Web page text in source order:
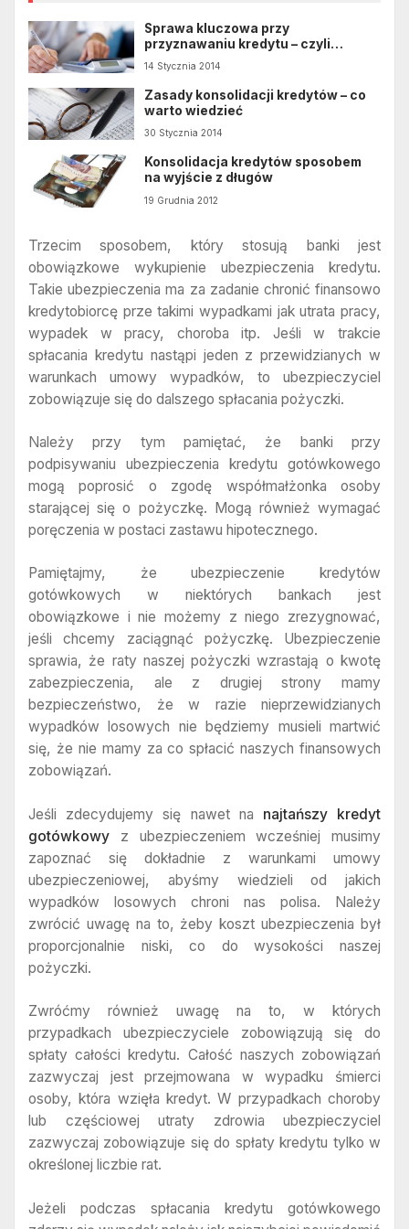
Sprawa kluczowa przy
przyznawaniu kredytu – czyli
zabezpieczenie
14 Stycznia 2014
Zasady konsolidacji kredytów – co
warto wiedzieć
30 Stycznia 2014
Konsolidacja kredytów sposobem
na wyjście z długów
19 Grudnia 2012
Trzecim sposobem, który stosują banki jest
obowiązkowe wykupienie ubezpieczenia kredytu.
Takie ubezpieczenia ma za zadanie chronić finansowo
kredytobiorcę prze takimi wypadkami jak utrata pracy,
wypadek w pracy, choroba itp. Jeśli w trakcie
spłacania kredytu nastąpi jeden z przewidzianych w
warunkach umowy wypadków, to ubezpieczyciel
zobowiązuje się do dalszego spłacania pożyczki.
Należy przy tym pamiętać, że banki przy
podpisywaniu ubezpieczenia kredytu gotówkowego
mogą poprosić o zgodę współmałżonka osoby
starającej się o pożyczkę. Mogą również wymagać
poręczenia w postaci zastawu hipotecznego.
Pamiętajmy, że ubezpieczenie kredytów
gotówkowych w niektórych bankach jest
obowiązkowe i nie możemy z niego zrezygnować,
jeśli chcemy zaciągnąć pożyczkę. Ubezpieczenie
sprawia, że raty naszej pożyczki wzrastają o kwotę
zabezpieczenia, ale z drugiej strony mamy
bezpieczeństwo, że w razie nieprzewidzianych
wypadków losowych nie będziemy musieli martwić
się, że nie mamy za co spłacić naszych finansowych
zobowiązań.
Jeśli zdecydujemy się nawet na najtańszy kredyt
gotówkowy z ubezpieczeniem wcześniej musimy
zapoznać się dokładnie z warunkami umowy
ubezpieczeniowej, abyśmy wiedzieli od jakich
wypadków losowych chroni nas polisa. Należy
zwrócić uwagę na to, żeby koszt ubezpieczenia był
proporcjonalnie niski, co do wysokości naszej
pożyczki.
Zwróćmy również uwagę na to, w których
przypadkach ubezpieczyciele zobowiązują się do
spłaty całości kredytu. Całość naszych zobowiązań
zazwyczaj jest przejmowana w wypadku śmierci
osoby, która wzięła kredyt. W przypadkach choroby
lub częściowej utraty zdrowia ubezpieczyciel
zazwyczaj zobowiązuje się do spłaty kredytu tylko w
określonej liczbie rat.
Jeżeli podczas spłacania kredytu gotówkowego